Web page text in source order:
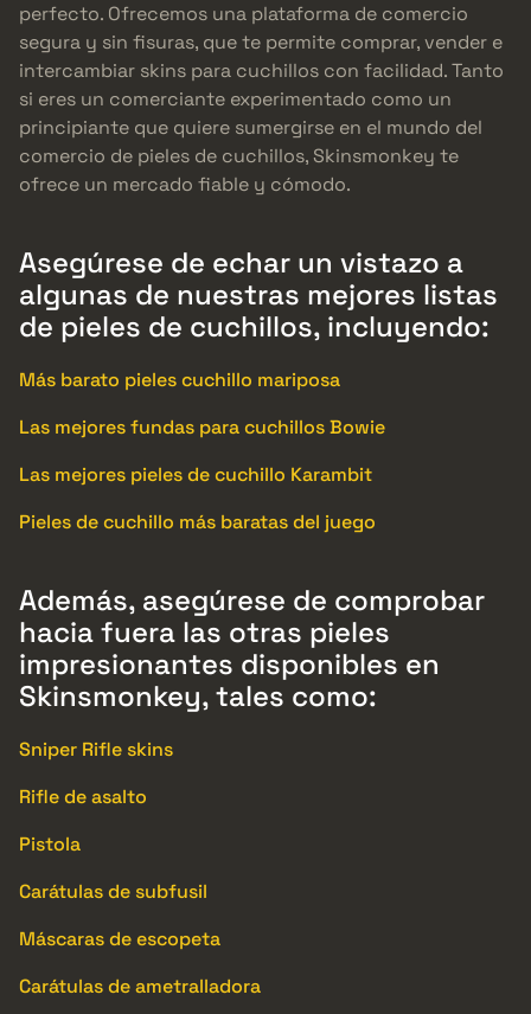
perfecto. Ofrecemos una plataforma de comercio
segura y sin fisuras, que te permite comprar, vender e
intercambiar skins para cuchillos con facilidad. Tanto
si eres un comerciante experimentado como un
principiante que quiere sumergirse en el mundo del
comercio de pieles de cuchillos, Skinsmonkey te
ofrece un mercado fiable y cómodo.
Asegúrese de echar un vistazo a
algunas de nuestras mejores listas
de pieles de cuchillos, incluyendo:
Más barato pieles cuchillo mariposa
Las mejores fundas para cuchillos Bowie
Las mejores pieles de cuchillo Karambit
Pieles de cuchillo más baratas del juego
Además, asegúrese de comprobar
hacia fuera las otras pieles
impresionantes disponibles en
Skinsmonkey, tales como:
Sniper Rifle skins
Rifle de asalto
Pistola
Carátulas de subfusil
Máscaras de escopeta
Carátulas de ametralladora